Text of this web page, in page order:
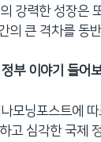
강력한 성장은
의 큰 격차를 동
부 이야기 들어
모닝포스트에
고 심각한 국제